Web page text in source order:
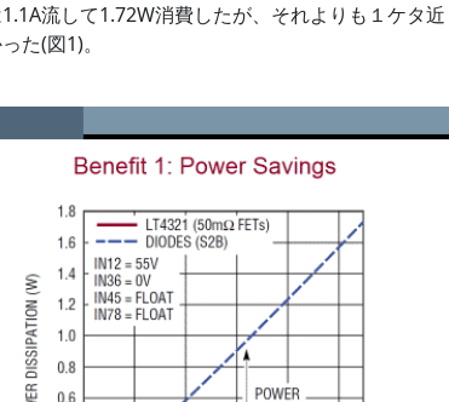
流して1.72W消費したが、それよりも１ケタ
た(図1)。